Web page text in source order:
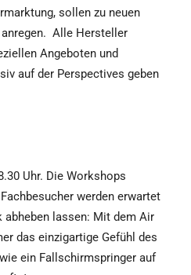
sollen zu neuen
Alle Hersteller
Angeboten und
auf der Perspectives geben
Uhr. Die Workshops
werden erwartet
lassen: Mit dem Air
das einzigartige Gefühl des
ein Fallschirmspringer auf